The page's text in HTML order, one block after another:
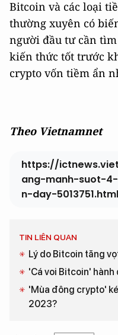
Bitcoin và các loại
thường xuyên có
người đầu tư cần
kiến thức tốt trước
crypto vốn tiềm ẩn
Theo Vietnamnet
https://
ang-manh-suot-
n-day-5013751.html
TIN LIÊN QUAN
Lý do Bitcoin tăng
'Cá voi Bitcoin' hành
'Mùa đông crypto'
2023?